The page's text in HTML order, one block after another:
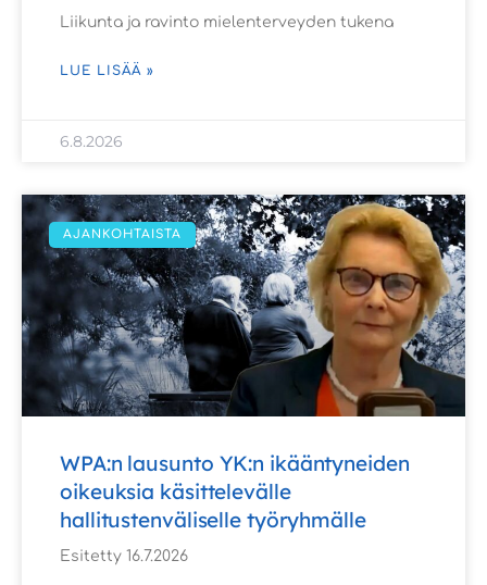
Liikunta ja ravinto mielenterveyden tukena
LUE LISÄÄ »
6.8.2026
AJANKOHTAISTA
WPA:n lausunto YK:n ikääntyneiden
oikeuksia käsittelevälle
hallitustenväliselle työryhmälle
Esitetty 16.7.2026